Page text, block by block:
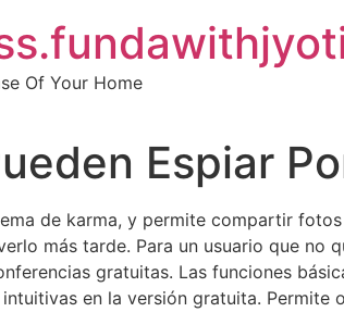
Of Your Home
Espiar
de karma, y permite compartir
más tarde. Para un usuario que no
gratuitas. Las funciones
en la versión gratuita. Permite